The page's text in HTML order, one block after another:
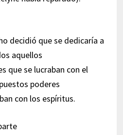
decidió que se dedicaría a
aquellos
que se lucraban con el
poderes
con los espíritus.